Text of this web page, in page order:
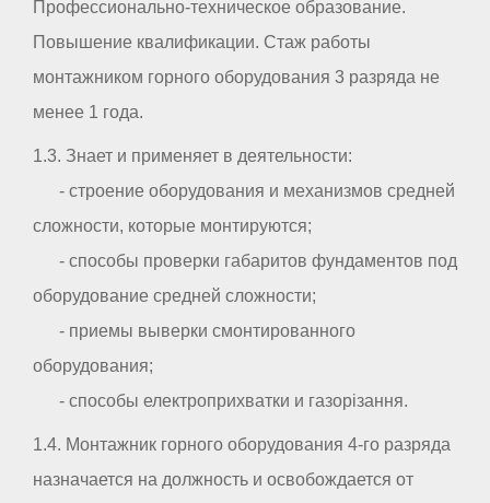
Профессионально-техническое образование.
Повышение квалификации. Стаж работы
монтажником горного оборудования 3 разряда не
менее 1 года.
1.3. Знает и применяет в деятельности:
- строение оборудования и механизмов средней
сложности, которые монтируются;
- способы проверки габаритов фундаментов под
оборудование средней сложности;
- приемы выверки смонтированного
оборудования;
- способы електроприхватки и газорізання.
1.4. Монтажник горного оборудования 4-го разряда
назначается на должность и освобождается от